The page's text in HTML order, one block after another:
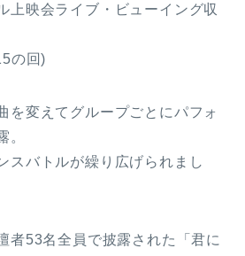
上映会ライブ・ビューイング収
の回)
を変えてグループごとにパフォ
。
スバトルが繰り広げられまし
者53名全員で披露された「君に